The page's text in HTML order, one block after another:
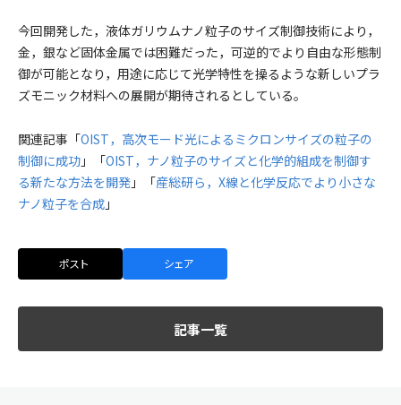
今回開発した，液体ガリウムナノ粒子のサイズ制御技術により，
金，銀など固体金属では困難だった，可逆的でより自由な形態制
御が可能となり，用途に応じて光学特性を操るような新しいプラ
ズモニック材料への展開が期待されるとしている。
関連記事「OIST，高次モード光によるミクロンサイズの粒子の
制御に成功 」「OIST，ナノ粒子のサイズと化学的組成を制御す
る新たな方法を開発 」「産総研ら，X線と化学反応でより小さな
ナノ粒子を合成 」
ポスト シェア
記事一覧